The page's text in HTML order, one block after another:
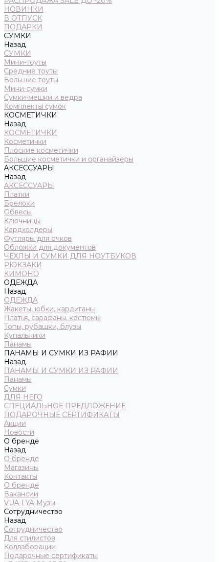
НОВИНКИ
В ОТПУСК
ПОДАРКИ
СУМКИ
Назад
СУМКИ
Мини-тоуты
Средние тоуты
Большие тоуты
Мини-сумки
Сумки-мешки и ведра
Комплекты сумок
КОСМЕТИЧКИ
Назад
КОСМЕТИЧКИ
Косметички
Плоские косметички
Большие косметички и органайзеры
АКСЕССУАРЫ
Назад
АКСЕССУАРЫ
Платки
Брелоки
Обвесы
Ключницы
Кардхолдеры
Футляры для очков
Обложки для документов
ЧЕХЛЫ И СУМКИ ДЛЯ НОУТБУКОВ
РЮКЗАКИ
КИМОНО
ОДЕЖДА
Назад
ОДЕЖДА
Жакеты, юбки, кардиганы
Платья, сарафаны, костюмы
Топы, рубашки, блузы
Купальники
Панамы
ПАНАМЫ И СУМКИ ИЗ РАФИИ
Назад
ПАНАМЫ И СУМКИ ИЗ РАФИИ
Панамы
Сумки
ДЛЯ НЕГО
СПЕЦИАЛЬНОЕ ПРЕДЛОЖЕНИЕ
ПОДАРОЧНЫЕ СЕРТИФИКАТЫ
Акции
Новости
О бренде
Назад
О бренде
Магазины
Контакты
О бренде
Вакансии
VUA-LYA Музы
Сотрудничество
Назад
Сотрудничество
Для стилистов
Коллаборации
Подарочные сертификаты